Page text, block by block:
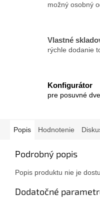
možný osobný
Vlastné
rýchle dodanie
Konfigurátor
pre posuvné
Popis Hodnotenie
Podrobný popis
Popis produktu nie je
Dodatočné